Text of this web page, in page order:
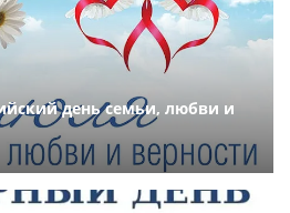
день семьи, любви и